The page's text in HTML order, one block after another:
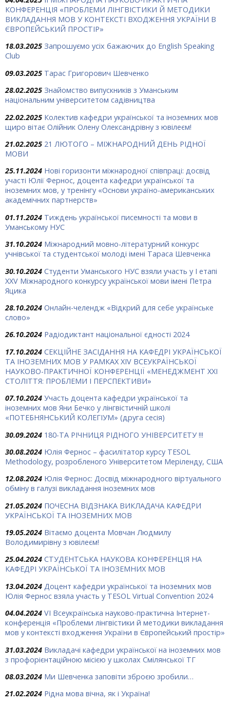
КОНФЕРЕНЦІЯ «ПРОБЛЕМИ ЛІНГВІСТИКИ Й МЕТОДИКИ
ВИКЛАДАННЯ МОВ У КОНТЕКСТІ ВХОДЖЕННЯ УКРАЇНИ В
ЄВРОПЕЙСЬКИЙ ПРОСТІР»
18.03.2025 Запрошуємо усіх бажаючих до English Speaking
Club
09.03.2025 Тарас Григорович Шевченко
28.02.2025 Знайомство випускників з Уманським
національним університетом садівництва
22.02.2025 Колектив кафедри української та іноземних мов
щиро вітає Олійник Олену Олександрівну з ювілеєм!
21.02.2025 21 ЛЮТОГО – МІЖНАРОДНИЙ ДЕНЬ РІДНОЇ
МОВИ
25.11.2024 Нові горизонти міжнародної співпраці: досвід
участі Юлії Фернос, доцента кафедри української та
іноземних мов, у тренінгу «Основи україно-американських
академічних партнерств»
01.11.2024 Тиждень української писемності та мови в
Уманському НУС
31.10.2024 Міжнародний мовно-літературний конкурс
учнівської та студентської молоді імені Тараса Шевченка
30.10.2024 Студенти Уманського НУС взяли участь у І етапі
ХХV Міжнародного конкурсу української мови імені Петра
Яцика
28.10.2024 Онлайн-челендж «Відкрий для себе українське
слово»
26.10.2024 Радіодиктант національної єдності 2024
17.10.2024 СЕКЦІЙНЕ ЗАСІДАННЯ НА КАФЕДРІ УКРАЇНСЬКОЇ
ТА ІНОЗЕМНИХ МОВ У РАМКАХ ХIV ВСЕУКРАЇНСЬКОЇ
НАУКОВО-ПРАКТИЧНОЇ КОНФЕРЕНЦІЇ «МЕНЕДЖМЕНТ ХХІ
СТОЛІТТЯ: ПРОБЛЕМИ І ПЕРСПЕКТИВИ»
07.10.2024 Участь доцента кафедри української та
іноземних мов Яни Бечко у лінгвістичній школі
«ПОТЕБНЯНСЬКИЙ КОЛЕГІУМ» (друга сесія)
30.09.2024 180-ТА РІЧНИЦЯ РІДНОГО УНІВЕРСИТЕТУ !!!
30.08.2024 Юлія Фернос – фасилітатор курсу TESOL
Methodology, розробленого Університетом Меріленду, США
12.08.2024 Юлія Фернос: Досвід міжнародного віртуального
обміну в галузі викладання іноземних мов
21.05.2024 ПОЧЕСНА ВІДЗНАКА ВИКЛАДАЧА КАФЕДРИ
УКРАЇНСЬКОЇ ТА ІНОЗЕМНИХ МОВ
19.05.2024 Вітаємо доцента Мовчан Людмилу
Володимирівну з ювілеєм!
25.04.2024 СТУДЕНТСЬКА НАУКОВА КОНФЕРЕНЦІЯ НА
КАФЕДРІ УКРАЇНСЬКОЇ ТА ІНОЗЕМНИХ МОВ
13.04.2024 Доцент кафедри української та іноземних мов
Юлія Фернос взяла участь у TESOL Virtual Convention 2024
04.04.2024 VІ Всеукраїнська науково-практична Інтернет-
конференція «Проблеми лінгвістики й методики викладання
мов у контексті входження України в Європейський простір»
31.03.2024 Викладачі кафедри української на іноземних мов
з профорієнтаційною місією у школах Смілянської ТГ
08.03.2024 Ми Шевченка заповіти зброєю зробили…
21.02.2024 Рідна мова вічна, як і Україна!